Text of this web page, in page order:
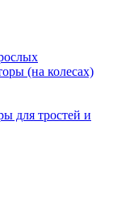
(на колесах)
для тростей и